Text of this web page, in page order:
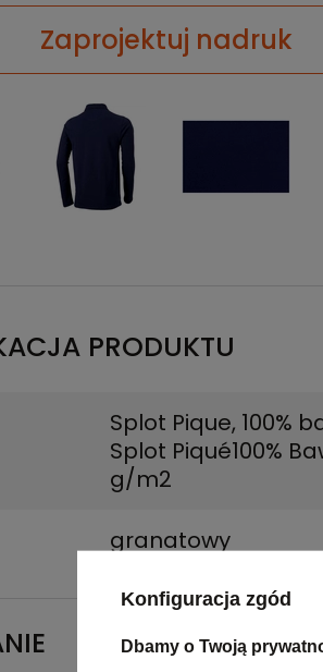
Zaprojektuj nadruk
PRODUKTU
Splot Pique, 100%
Splot Piqué100%
g/m2
granatowy
Konfiguracja zgód
Dbamy o Twoją